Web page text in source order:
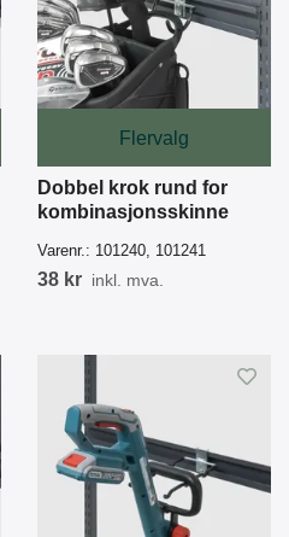
Flervalg
Dobbel krok rund for
kombinasjonsskinne
Varenr.: 101240, 101241
38 kr inkl. mva.